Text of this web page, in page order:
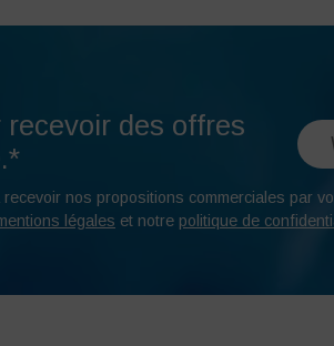
des offres
nos propositions commerciales par
légales et notre politique de